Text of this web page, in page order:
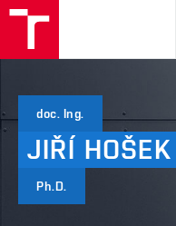
doc. Ing.
JIŘÍ HOŠEK
Ph.D.